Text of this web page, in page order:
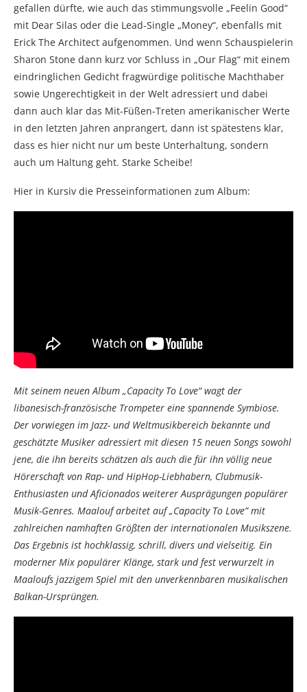
gefallen dürfte, wie auch das stimmungsvolle „Feelin Good“
mit Dear Silas oder die Lead-Single „Money“, ebenfalls mit
Erick The Architect aufgenommen. Und wenn Schauspielerin
Sharon Stone dann kurz vor Schluss in „Our Flag“ mit einem
eindringlichen Gedicht fragwürdige politische Machthaber
sowie Ungerechtigkeit in der Welt adressiert und dabei
dann auch klar das Mit-Füßen-Treten amerikanischer Werte
in den letzten Jahren anprangert, dann ist spätestens klar,
dass es hier nicht nur um beste Unterhaltung, sondern
auch um Haltung geht. Starke Scheibe!
Hier in Kursiv die Presseinformationen zum Album:
Mit seinem neuen Album „Capacity To Love“ wagt der
libanesisch-französische Trompeter eine spannende Symbiose.
Der vorwiegen im Jazz- und Weltmusikbereich bekannte und
geschätzte Musiker adressiert mit diesen 15 neuen Songs sowohl
jene, die ihn bereits schätzen als auch die für ihn völlig neue
Hörerschaft von Rap- und HipHop-Liebhabern, Clubmusik-
Enthusiasten und Aficionados weiterer Ausprägungen populärer
Musik-Genres. Maalouf arbeitet auf „Capacity To Love” mit
zahlreichen namhaften Größten der internationalen Musikszene.
Das Ergebnis ist hochklassig, schrill, divers und vielseitig. Ein
moderner Mix populärer Klänge, stark und fest verwurzelt in
Maaloufs jazzigem Spiel mit den unverkennbaren musikalischen
Balkan-Ursprüngen.